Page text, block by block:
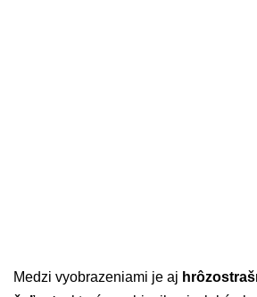
Medzi vyobrazeniami je aj